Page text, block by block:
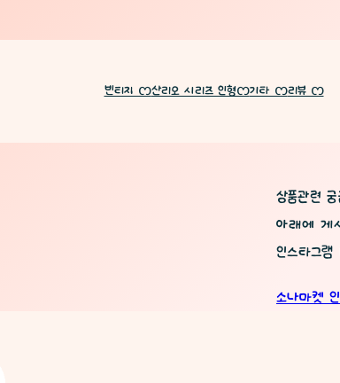
빈티지 ᦂ산리오 시리즈 인형ᦂ기타 ᦂ리뷰 ᦂ
상품관련
아래에 게
인스타그램
소나마켓